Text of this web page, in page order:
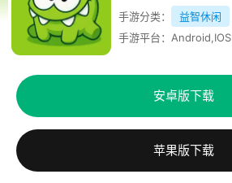
手游分类：
益智休闲
手游平台：Android,IOS
安卓版下载
苹果版下载